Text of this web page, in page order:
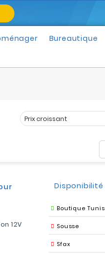
Bureautique
Prix croissant
12V
Disponibilité
Boutique Tunis
Sousse
Sfax